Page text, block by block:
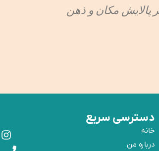
پالايش مكان و ذهن
دسترسی سریع
خانه
درباره‌ من